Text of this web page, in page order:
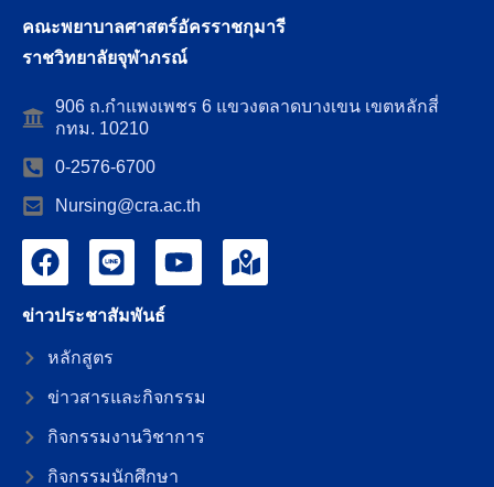
คณะพยาบาลศาสตร์อัครราชกุมารี
ราชวิทยาลัยจุฬาภรณ์
906 ถ.กำแพงเพชร 6 แขวงตลาดบางเขน เขตหลักสี่
กทม. 10210
0-2576-6700
Nursing@cra.ac.th
ข่าวประชาสัมพันธ์
หลักสูตร
ข่าวสารและกิจกรรม
กิจกรรมงานวิชาการ
กิจกรรมนักศึกษา